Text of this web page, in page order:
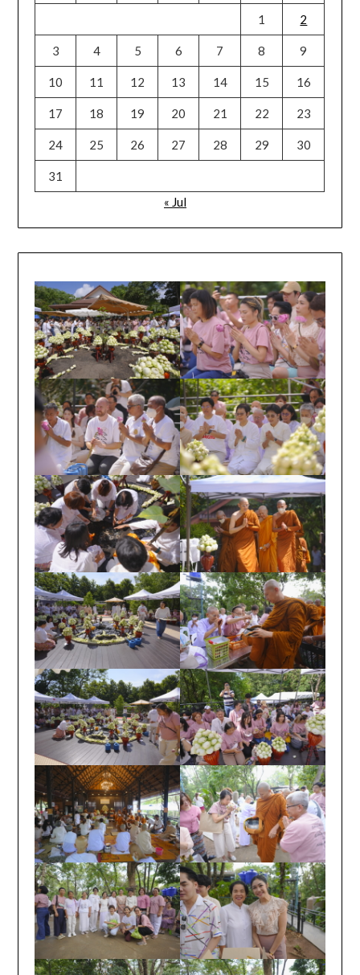
1
2
3 4 5 6 7 8 9
10 11 12 13 14 15 16
17 18 19 20 21 22 23
24 25 26 27 28 29 30
31
« Jul